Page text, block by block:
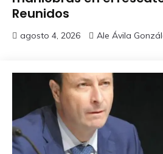
Reunidos
agosto 4, 2026 Ale Ávila